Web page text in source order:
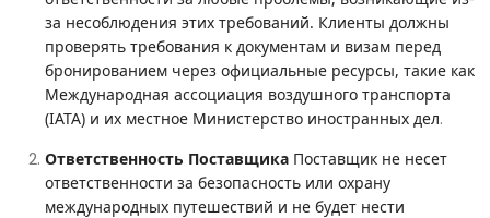
за несоблюдения этих требований. Клиенты должны
проверять требования к документам и визам перед
бронированием через официальные ресурсы, такие как
Международная ассоциация воздушного транспорта
(IATA) и их местное Министерство иностранных дел.
Ответственность Поставщика Поставщик не несет
ответственности за безопасность или охрану
международных путешествий и не будет нести